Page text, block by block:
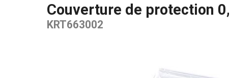
Couverture de protection
KRT663002